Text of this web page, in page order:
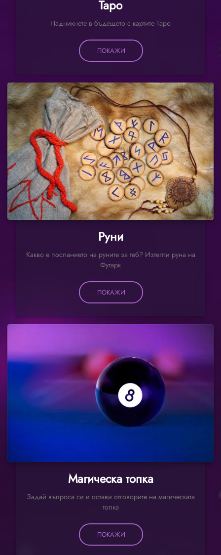
Таро
Надникнете в бъдещето с картите Таро
ПОКАЖИ
Руни
Какво е посланието на руните за теб? Изтегли руна на
Футарк
ПОКАЖИ
Магическа топка
Задай въпроса си и остави отговорите на магическата
топка
ПОКАЖИ